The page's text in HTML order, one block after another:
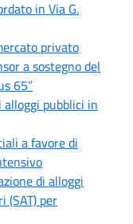
in Via G.
privato
a sostegno del
65”
alloggi pubblici in
a favore di
di alloggi
(SAT) per